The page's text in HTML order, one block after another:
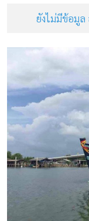
ยังไม่มีข้อมู